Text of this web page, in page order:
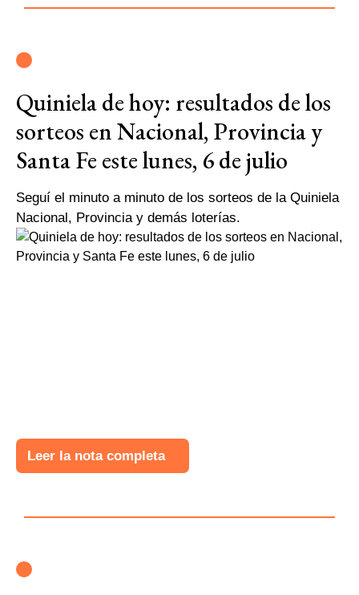
Quiniela de hoy: resultados de los
sorteos en Nacional, Provincia y
Santa Fe este lunes, 6 de julio
Seguí el minuto a minuto de los sorteos de la Quiniela
Nacional, Provincia y demás loterías.
Leer la nota completa